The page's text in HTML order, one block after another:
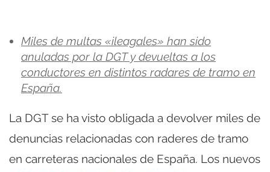
Miles de multas «ileagales» han sido
anuladas por la DGT y devueltas a los
conductores en distintos radares de tramo en
España.
La DGT se ha visto obligada a devolver miles de
denuncias relacionadas con raderes de tramo
en carreteras nacionales de España. Los nuevos